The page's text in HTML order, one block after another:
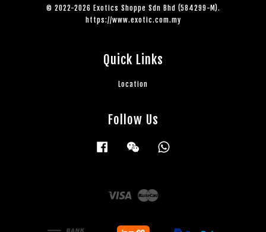
© 2022-2026 Exotics Shoppe Sdn Bhd (584299-M).
https://www.exotic.com.my
Quick Links
Location
Follow Us
Facebook Wechat
Visa